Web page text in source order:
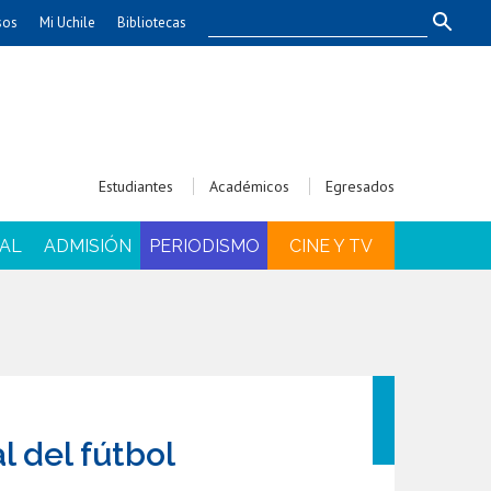
Economía y Negocios
Gobierno
Mi Uchile Bibliotecas
Estudiantes Académicos Egresados
ADMISIÓN PERIODISMO CINE Y TV
del fútbol